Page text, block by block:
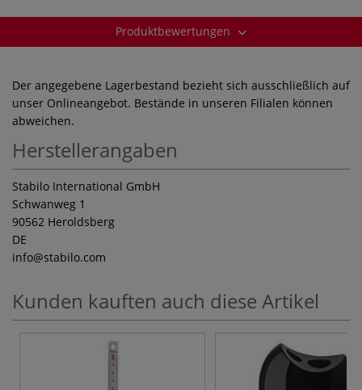
Produktbewertungen
Der angegebene Lagerbestand bezieht sich ausschließlich auf
unser Onlineangebot. Bestände in unseren Filialen können
abweichen.
Herstellerangaben
Stabilo International GmbH
Schwanweg 1
90562 Heroldsberg
DE
info@stabilo.com
Kunden kauften auch diese Artikel